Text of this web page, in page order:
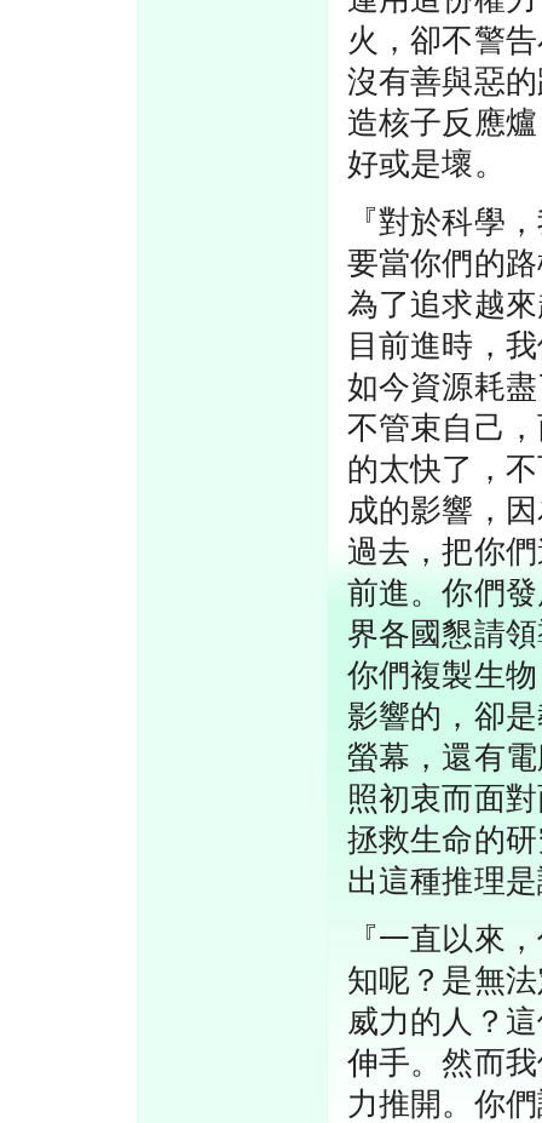
火，卻不警
沒有善與惡
造核子反應
好或是壞。
『對於科學
要當你們的
為了追求越
目前進時，
如今資源耗
不管束自己
的太快了，
成的影響，
過去，把你
前進。你們
界各國懇請
你們複製生
影響的，卻
螢幕，還有
照初衷而面
拯救生命的
出這種推理
『一直以來
知呢？是無
威力的人？
伸手。然而
力推開。你